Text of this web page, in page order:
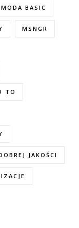
MODA BASIC
MSNGR
TO
JAKOŚCI